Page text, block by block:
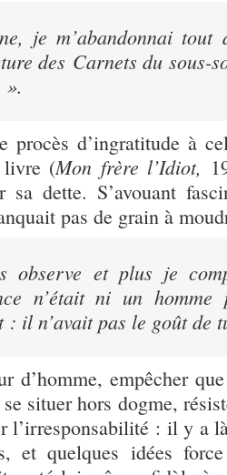
je m’abandonnai tout
des Carnets du sous-
procès d’ingratitude à
livre (Mon frère l’Idiot,
sa dette. S’avouant
pas de grain à
observe et plus je
n’était ni un
: il n’avait pas le goût de
d’homme, empêcher
situer hors dogme,
l’irresponsabilité : il y a
et quelques idées